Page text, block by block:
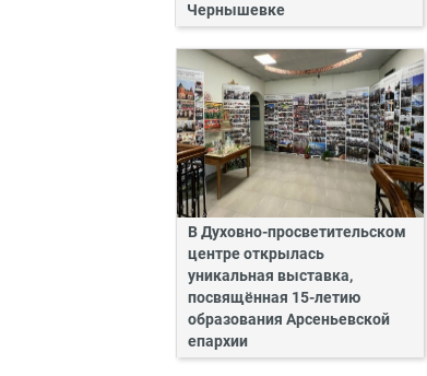
Чернышевке
В Духовно-просветительском
центре открылась
уникальная выставка,
посвящённая 15-летию
образования Арсеньевской
епархии